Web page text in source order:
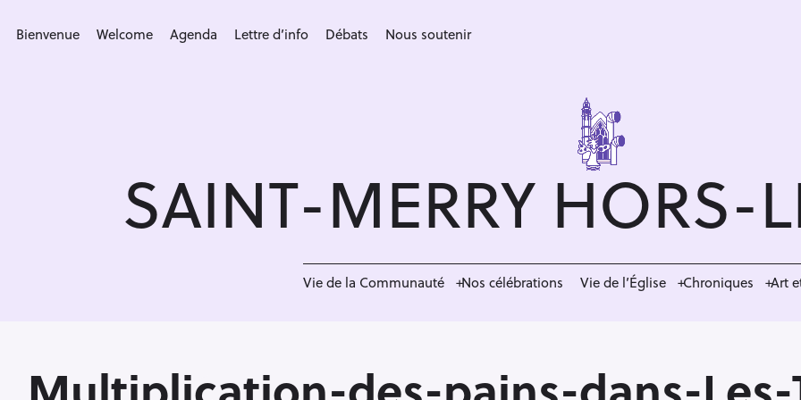
Bienvenue Welcome Agenda Lettre d’info Débats Nous soutenir
SAINT-MERRY HORS-
Vie de la Communauté Nos célébrations Vie de l’Église Chroniques Art